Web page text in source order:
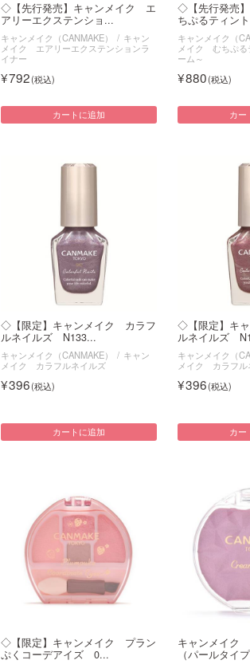
◇【先行発売】キャンメイク エ
アリーエクステンショ...
キャンメイク（CANMAKE）
キャン
メイク エアリーエクステンションラ
イナー
792
カートに追加
◇【先行発売
ちぷるティン
キャンメイク（
メイク むちぷる
ーム～
880
カー
◇【限定】キャンメイク カラフ
ルネイルズ N133...
キャンメイク（CANMAKE）
キャン
メイク カラフルネイルズ
396
カートに追加
◇【限定】キ
ルネイルズ
キャンメイク（
メイク カラフル
396
カー
◇【限定】キャンメイク プラン
ぷくコーデアイズ 0...
キャンメイク
（パールタイ